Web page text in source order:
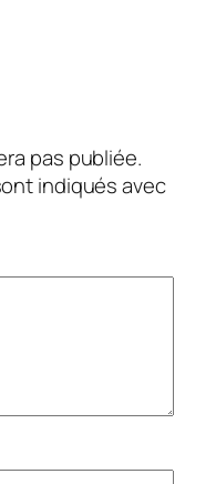
pas publiée.
indiqués avec